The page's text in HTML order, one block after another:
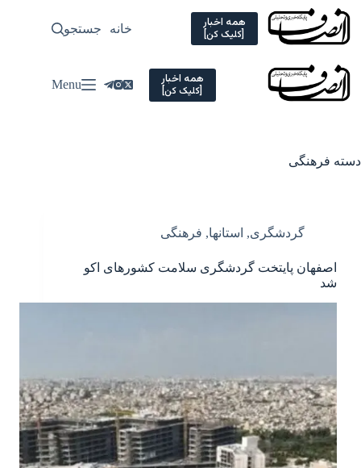
Skip
content
همه اخبار
[کلیک کن] خانه سیاسی
جستجو
همه اخبار
[کلیک کن] Menu
دسته فرهنگی
گردشگری, استانها, فرهنگی
اصفهان پایتخت گردشگری سلامت کشورهای اکو
شد